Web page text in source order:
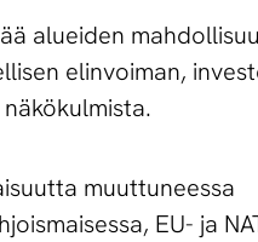
alueiden
elinvoiman,
muuttuneessa
EU- ja